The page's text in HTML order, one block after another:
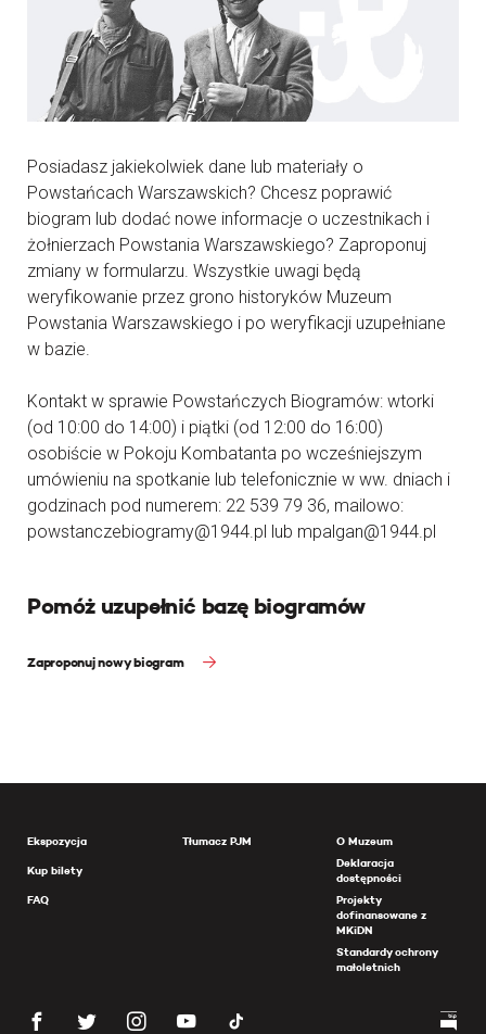
Posiadasz jakiekolwiek dane lub materiały o
Powstańcach Warszawskich? Chcesz poprawić
biogram lub dodać nowe informacje o uczestnikach i
żołnierzach Powstania Warszawskiego? Zaproponuj
zmiany w formularzu. Wszystkie uwagi będą
weryfikowanie przez grono historyków Muzeum
Powstania Warszawskiego i po weryfikacji uzupełniane
w bazie.
Kontakt w sprawie Powstańczych Biogramów: wtorki
(od 10:00 do 14:00) i piątki (od 12:00 do 16:00)
osobiście w Pokoju Kombatanta po wcześniejszym
umówieniu na spotkanie lub telefonicznie w ww. dniach i
godzinach pod numerem: 22 539 79 36, mailowo:
powstanczebiogramy@1944.pl lub mpalgan@1944.pl
Pomóż uzupełnić bazę biogramów
Zaproponuj nowy biogram
Ekspozycja
Kup bilety
FAQ
Tłumacz PJM
O Muzeum
Deklaracja
dostępności
Projekty
dofinansowane z
MKiDN
Standardy ochrony
małoletnich